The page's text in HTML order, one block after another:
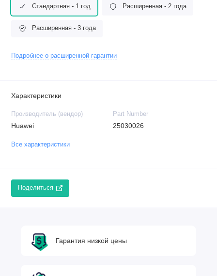
Стандартная - 1 год Расширенная - 2 года
Расширенная - 3 года
Подробнее о расширенной гарантии
Характеристики
Производитель (вендор)
Huawei
Part Number
25030026
Все характеристики
Поделиться
Гарантия низкой цены